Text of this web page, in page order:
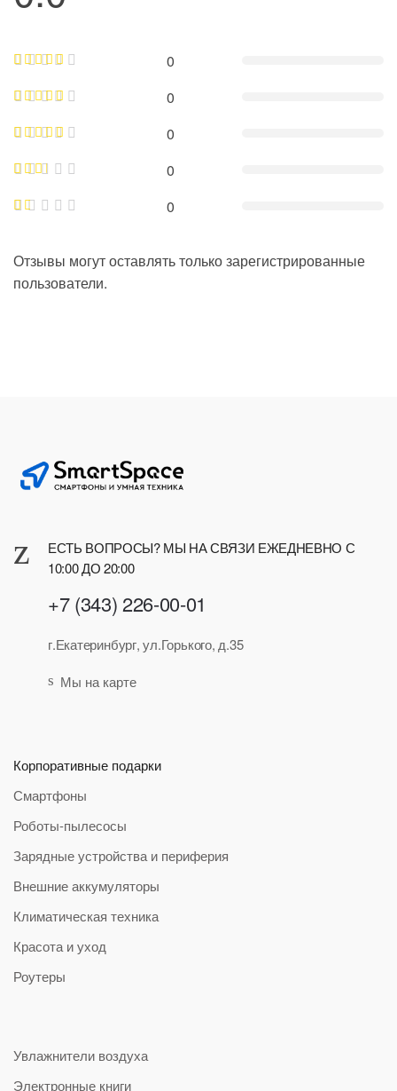
0
0
0
0
0
Отзывы могут оставлять только зарегистрированные
пользователи.
ЕСТЬ ВОПРОСЫ? МЫ НА СВЯЗИ ЕЖЕДНЕВНО С
10:00 ДО 20:00
+7 (343) 226-00-01
г.Екатеринбург, ул.Горького, д.35
Мы на карте
Корпоративные подарки
Смартфоны
Роботы-пылесосы
Зарядные устройства и периферия
Внешние аккумуляторы
Климатическая техника
Красота и уход
Роутеры
Увлажнители воздуха
Электронные книги